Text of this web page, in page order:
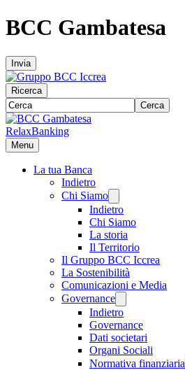
BCC Gambatesa
Invia
Ricerca
Cerca
RelaxBanking
Menu
La tua Banca
Indietro
Chi Siamo
Indietro
Chi Siamo
La storia
Il Territorio
Il Gruppo BCC Iccrea
La Sostenibilità
Comunicazioni e Media
Governance
Indietro
Governance
Dati societari
Organi Sociali
Normativa finanziaria